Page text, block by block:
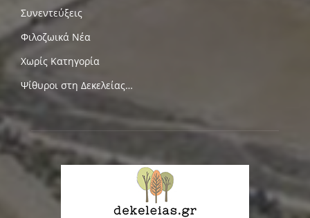
Συνεντεύξεις
Φιλοζωικά Νέα
Χωρίς Κατηγορία
Ψίθυροι στη Δεκελείας…